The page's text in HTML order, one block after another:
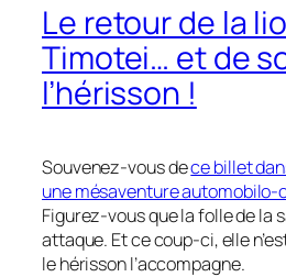
Le retour de la
Timotei… et de
l’hérisson !
Souvenez-vous dece billet
une mésaventure
Figurez-vous que la folle de la
attaque. Et ce coup-ci, elle
le hérisson l’accompagne.